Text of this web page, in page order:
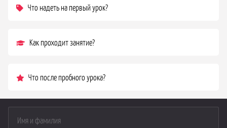
Что надеть на первый урок?
Как проходит занятие?
Что после пробного урока?